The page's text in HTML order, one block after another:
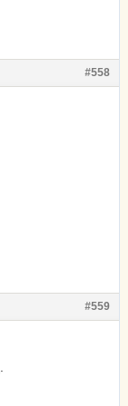
#558
#559